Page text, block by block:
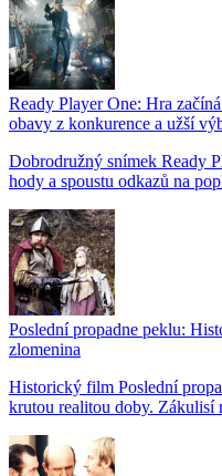
Ready Player One: Hra
obavy z konkurence a užší
Dobrodružný snímek Ready
hody a spoustu odkazů na
Poslední propadne peklu:
zlomenina
Historický film Poslední
krutou realitou doby. Zákulisí